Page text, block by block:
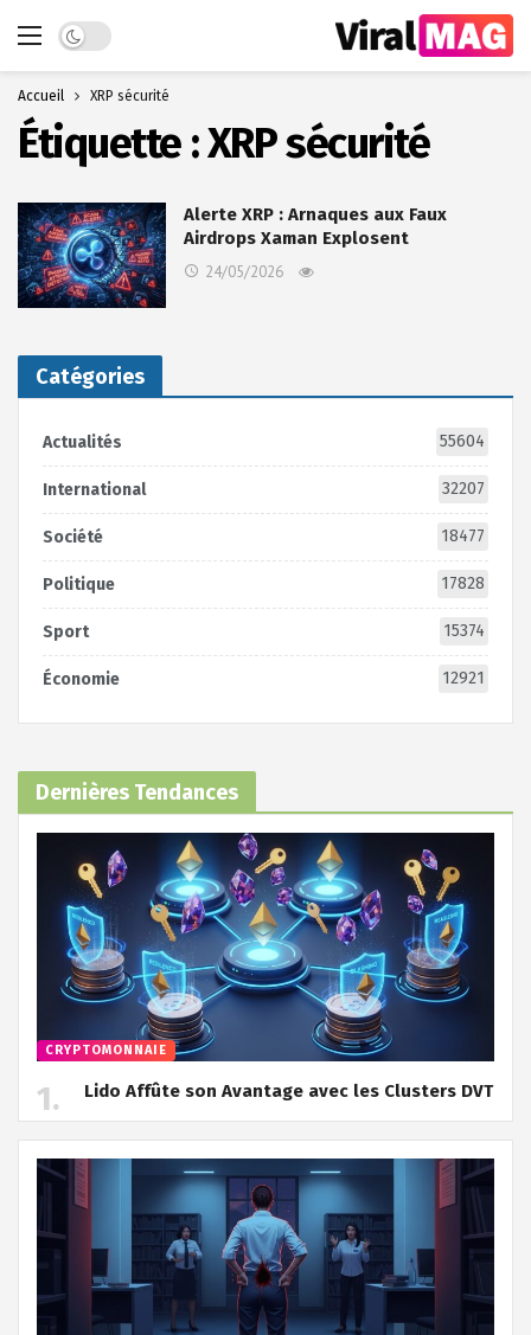
Dark mode
Accueil XRP sécurité
Étiquette :XRP sécurité
Alerte XRP : Arnaques aux Faux
Airdrops Xaman Explosent
24/05/2026
Catégories
Actualités 55604
International 32207
Société 18477
Politique 17828
Sport 15374
Économie 12921
Dernières Tendances
CRYPTOMONNAIE
Lido Affûte son Avantage avec les Clusters DVT